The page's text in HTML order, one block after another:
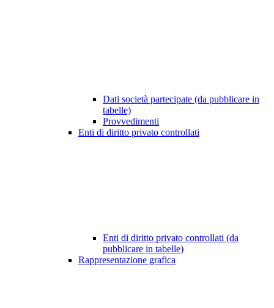
Dati società partecipate (da pubblicare in
tabelle)
Provvedimenti
Enti di diritto privato controllati
Enti di diritto privato controllati (da
pubblicare in tabelle)
Rappresentazione grafica